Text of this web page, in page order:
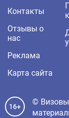
Контакты
Отзывы о
нас
Реклама
Карта сайта
16+
©